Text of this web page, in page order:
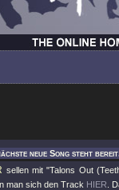
neue Song steht
sellen mit"Talons Out
man sich den Track HIER .